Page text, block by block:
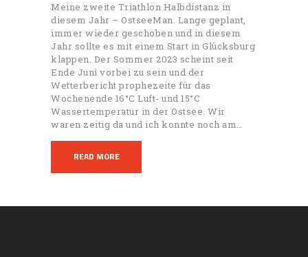
Meine zweite Triathlon Halbdistanz in
diesem Jahr – OstseeMan. Lange geplant,
immer wieder geschoben und in diesem
Jahr sollte es mit einem Start in Glücksburg
klappen. Der Sommer 2023 scheint seit
Ende Juni vorbei zu sein und der
Wetterbericht prophezeite für das
Wochenende 16°C Luft- und 15°C
Wassertemperatur in der Ostsee. Wir
waren zeitig da und ich konnte noch am…
READ MORE